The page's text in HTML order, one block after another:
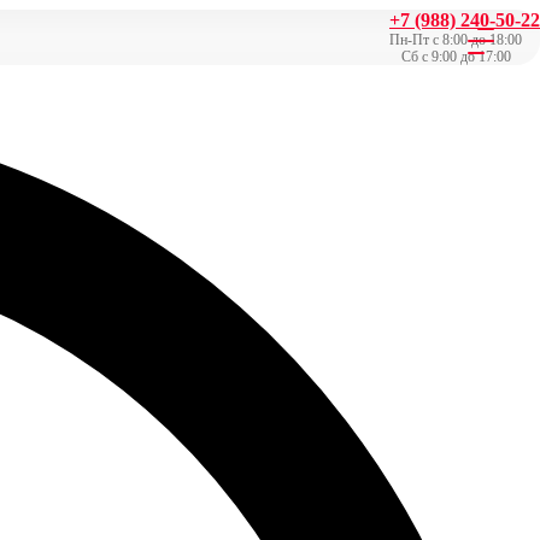
+7 (988) 240-50-22
Пн-Пт с 8:00 до 18:00
Сб с 9:00 до 17:00